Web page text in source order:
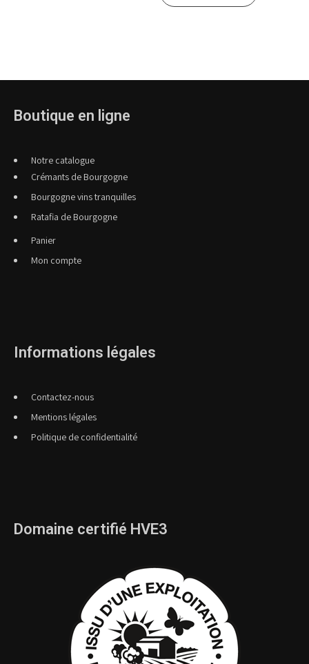
Boutique en ligne
Notre catalogue
Crémants de Bourgogne
Bourgogne vins tranquilles
Ratafia de Bourgogne
Panier
Mon compte
Informations légales
Contactez-nous
Mentions légales
Politique de confidentialité
Domaine certifié HVE3